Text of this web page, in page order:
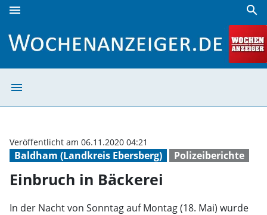
menu search
menu
Baldham (Landkreis Ebersberg) Polizeiberichte
Veröffentlicht am 06.11.2020 04:21
Einbruch in Bäckerei
In der Nacht von Sonntag auf Montag (18. Mai) wurde